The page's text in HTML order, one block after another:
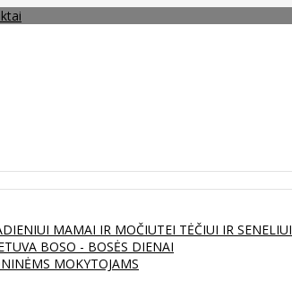
MAMAI IR MOČIUTEI TĖČIUI IR SENELIUI
BOSO - BOSĖS DIENAI
MOKYTOJAMS